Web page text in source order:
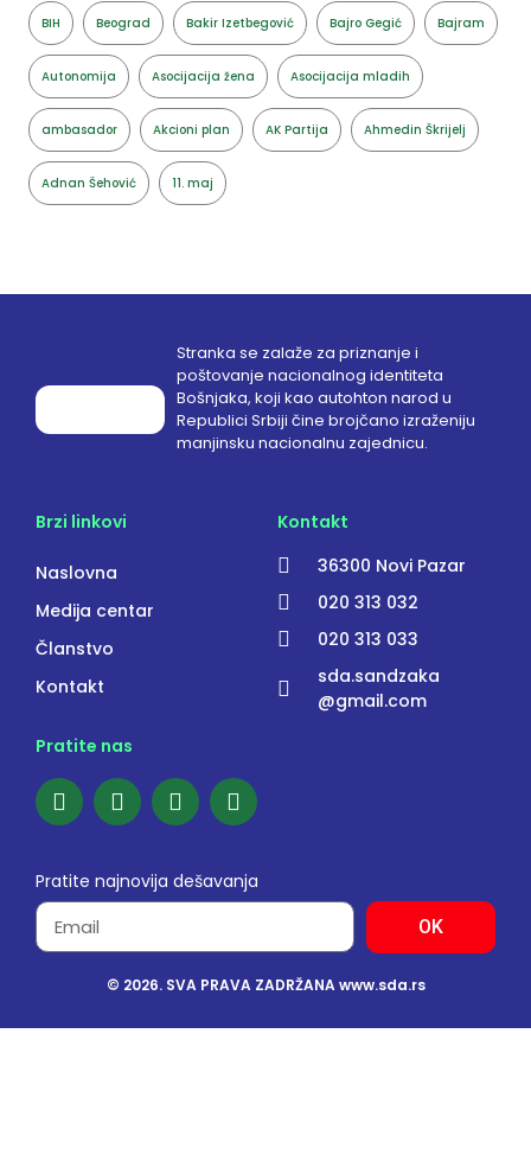
BIH Beograd Bakir Izetbegović Bajro Gegić Bajram
Autonomija Asocijacija žena Asocijacija mladih
ambasador Akcioni plan AK Partija Ahmedin Škrijelj
Adnan Šehović 11. maj
Stranka se zalaže za priznanje i
poštovanje nacionalnog identiteta
Bošnjaka, koji kao autohton narod u
Republici Srbiji čine brojčano izraženiju
manjinsku nacionalnu zajednicu.
Brzi linkovi
Naslovna
Medija centar
Članstvo
Kontakt
Kontakt
36300 Novi Pazar
020 313 032
020 313 033
sda.sandzaka
@gmail.com
Pratite nas
Pratite najnovija dešavanja
OK
© 2026. SVA PRAVA ZADRŽANA www.sda.rs